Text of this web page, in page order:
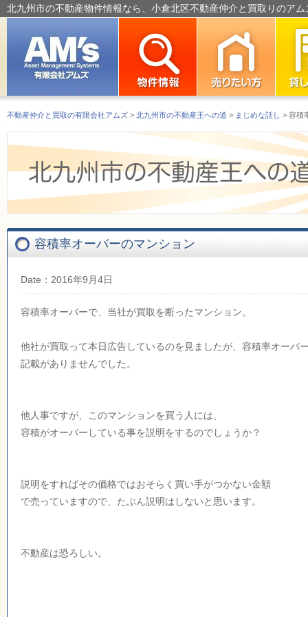
北九州市の不動産物件情報なら、小倉北区不動産仲介と買取りのア
不動産仲介と買取の有限会社アムズ > 北九州市の不動産王への道 > まじめな話し > 容積
容積率オーバーのマンション
Date：2016年9月4日
容積率オーバーで、当社が買取を断ったマンション。
他社が買取って本日広告しているのを見ましたが、容積率オーバ
記載がありませんでした。
他人事ですが、このマンションを買う人には、
容積がオーバーしている事を説明をするのでしょうか？
説明をすればその価格ではおそらく買い手がつかない金額
で売っていますので、たぶん説明はしないと思います。
不動産は恐ろしい。